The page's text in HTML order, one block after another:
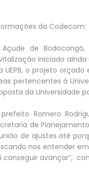
da Codecom:
de
iniciado ainda
UEPB, o projeto
pertencentes à
da Universidade
Romero
de
de ajustes até
nos entender
conseguir avançar”,